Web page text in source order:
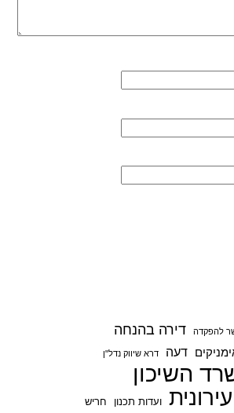
להפקדה דירה בהנחה
דעה דרא שיווק נדל"ן
השיכון
ועדות תכנון חריש